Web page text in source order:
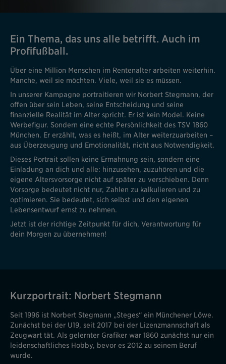
Ein Thema, das uns alle betrifft. Auch im
Profifußball.
Über eine Million Menschen im Rentenalter arbeiten weiterhin.
Manche, weil sie möchten. Viele, weil sie es müssen.
In unserer Kampagne portraitieren wir Norbert Stegmann, der
offen über sein Leben, seine Entscheidung und seine
finanzielle Realität im Alter spricht. Er ist kein Model. Keine
Werbefigur. Sondern eine echte Persönlichkeit des TSV 1860
München. Er erzählt, was es heißt, im Alter weiterzuarbeiten –
aus Überzeugung und Emotionalität, nicht aus Notwendigkeit.
Dieses Portrait sollen keine Ermahnung sein, sondern eine
Einladung an dich und alle: hinzusehen, zuzuhören und die
eigene Altersvorsorge nicht auf später zu verschieben. Denn
Vorsorge bedeutet nicht nur, Zahlen zu kalkulieren und zu
optimieren. Sie bedeutet, sich selbst und den eigenen
Lebensentwurf ernst zu nehmen.
Jetzt ist der richtige Zeitpunkt für dich, Verantwortung für
dein Morgen zu übernehmen!
Kurzportrait: Norbert Stegmann
Seit 1996 ist Norbert Stegmann „Steges“ ein Münchener Löwe.
Zunächst bei der U19, seit 2017 bei der Lizenzmannschaft als
Zeugwart tät. Als gelernter Grafiker war 1860 zunächst nur ein
leidenschaftliches Hobby, bevor es 2012 zu seinem Beruf
wurde.